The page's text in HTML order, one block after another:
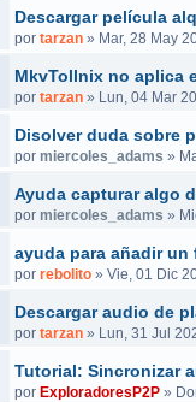
Descargar película
por tarzan» Mar, 28 May
MkvTollnix no aplica
por tarzan» Lun, 04 Mar
Disolver duda sobre
por miercoles_adams »
Ayuda capturar algo
por miercoles_adams »
ayuda para añadir un
por rebolito» Vie, 01 Dic
Descargar audio de
por tarzan» Lun, 31 Jul
Tutorial: Sincronizar
por ExploradoresP2P»